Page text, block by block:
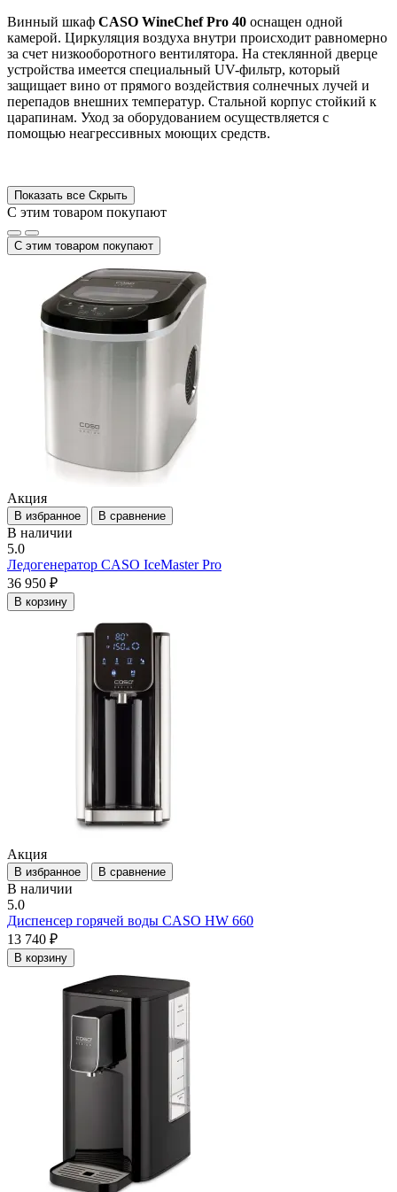
Винный шкаф CASO WineChef Pro 40 оснащен одной
камерой. Циркуляция воздуха внутри происходит равномерно
за счет низкооборотного вентилятора. На стеклянной дверце
устройства имеется специальный UV-фильтр, который
защищает вино от прямого воздействия солнечных лучей и
перепадов внешних температур. Стальной корпус стойкий к
царапинам. Уход за оборудованием осуществляется с
помощью неагрессивных моющих средств.
Показать все Скрыть
С этим товаром покупают
С этим товаром покупают
Акция
В избранное В сравнение
В наличии
5.0
Ледогенератор CASO IceMaster Pro
36 950 ₽
В корзину
Акция
В избранное В сравнение
В наличии
5.0
Диспенсер горячей воды CASO HW 660
13 740 ₽
В корзину